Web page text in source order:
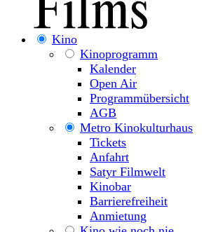
Kino
Kinoprogramm
Kalender
Open Air
Programmübersicht
AGB
Metro Kinokulturhaus
Tickets
Anfahrt
Satyr Filmwelt
Kinobar
Barrierefreiheit
Anmietung